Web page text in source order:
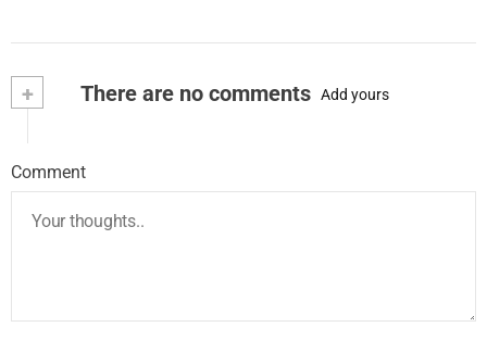
+ There are no comments Add yours
Comment